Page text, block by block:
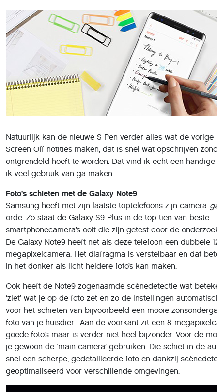
Natuurlijk kan de nieuwe S Pen verder alles wat de vorige
Screen Off notities maken, dat is snel wat opschrijven
ontgrendeld hoeft te worden. Dat vind ik echt een
ik veel gebruik van ga maken.
Foto’s schieten met de Galaxy Note9
Samsung heeft met zijn laatste toptelefoons zijn camera-
orde. Zo staat de Galaxy S9 Plus in de top tien van beste
smartphonecamera’s ooit die zijn getest door de
De Galaxy Note9 heeft net als deze telefoon een dubbele
megapixelcamera. Het diafragma is verstelbaar en dat
in het donker als licht heldere foto’s kan maken.
Ook heeft de Note9 zogenaamde scènedetectie wat
‘ziet’ wat je op de foto zet en zo de instellingen
voor het schieten van bijvoorbeeld een mooie
foto van je huisdier. Aan de voorkant zit een 8-
goede foto’s maar is verder niet heel bijzonder. Voor de
je gewoon de ‘main camera’ gebruiken. Die schiet in de
snel een scherpe, gedetailleerde foto en dankzij
geoptimaliseerd voor verschillende omgevingen.